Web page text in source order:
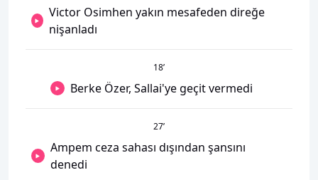
Victor Osimhen yakın mesafeden direğe
nişanladı
18’
Berke Özer, Sallai'ye geçit vermedi
27’
Ampem ceza sahası dışından şansını
denedi